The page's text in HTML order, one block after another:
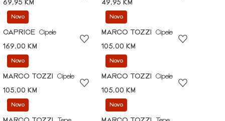
69,95 KM
49,95 KM
Novo
CAPRICE Cipele
169,00 KM
Novo
MARCO TOZZI
Cipele
105,00 KM
Novo
MARCO TOZZI
Cipele
105,00 KM
Novo
MARCO TOZZI
Cipele
105,00 KM
Novo Novo